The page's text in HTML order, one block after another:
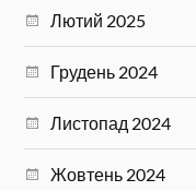
Лютий 2025
Грудень 2024
Листопад 2024
Жовтень 2024